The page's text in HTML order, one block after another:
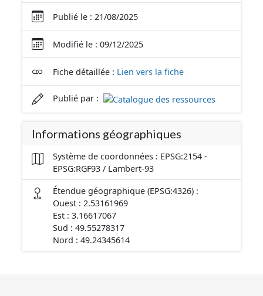
Publié le : 21/08/2025
Modifié le : 09/12/2025
Fiche détaillée : Lien vers la fiche
Publié par :
Informations géographiques
Système de coordonnées : EPSG:2154 -
EPSG:RGF93 / Lambert-93
Étendue géographique (EPSG:4326) :
Ouest : 2.53161969
Est : 3.16617067
Sud : 49.55278317
Nord : 49.24345614